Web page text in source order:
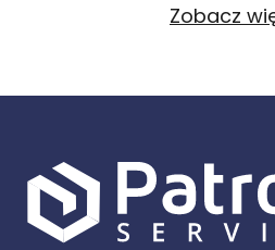
Zobacz